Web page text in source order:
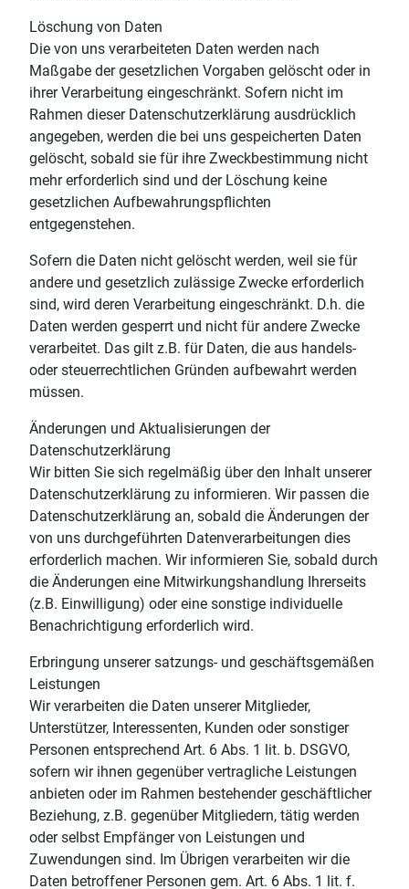
Löschung von Daten
Die von uns verarbeiteten Daten werden nach
Maßgabe der gesetzlichen Vorgaben gelöscht oder in
ihrer Verarbeitung eingeschränkt. Sofern nicht im
Rahmen dieser Datenschutzerklärung ausdrücklich
angegeben, werden die bei uns gespeicherten Daten
gelöscht, sobald sie für ihre Zweckbestimmung nicht
mehr erforderlich sind und der Löschung keine
gesetzlichen Aufbewahrungspflichten
entgegenstehen.
Sofern die Daten nicht gelöscht werden, weil sie für
andere und gesetzlich zulässige Zwecke erforderlich
sind, wird deren Verarbeitung eingeschränkt. D.h. die
Daten werden gesperrt und nicht für andere Zwecke
verarbeitet. Das gilt z.B. für Daten, die aus handels-
oder steuerrechtlichen Gründen aufbewahrt werden
müssen.
Änderungen und Aktualisierungen der
Datenschutzerklärung
Wir bitten Sie sich regelmäßig über den Inhalt unserer
Datenschutzerklärung zu informieren. Wir passen die
Datenschutzerklärung an, sobald die Änderungen der
von uns durchgeführten Datenverarbeitungen dies
erforderlich machen. Wir informieren Sie, sobald durch
die Änderungen eine Mitwirkungshandlung Ihrerseits
(z.B. Einwilligung) oder eine sonstige individuelle
Benachrichtigung erforderlich wird.
Erbringung unserer satzungs- und geschäftsgemäßen
Leistungen
Wir verarbeiten die Daten unserer Mitglieder,
Unterstützer, Interessenten, Kunden oder sonstiger
Personen entsprechend Art. 6 Abs. 1 lit. b. DSGVO,
sofern wir ihnen gegenüber vertragliche Leistungen
anbieten oder im Rahmen bestehender geschäftlicher
Beziehung, z.B. gegenüber Mitgliedern, tätig werden
oder selbst Empfänger von Leistungen und
Zuwendungen sind. Im Übrigen verarbeiten wir die
Daten betroffener Personen gem. Art. 6 Abs. 1 lit. f.